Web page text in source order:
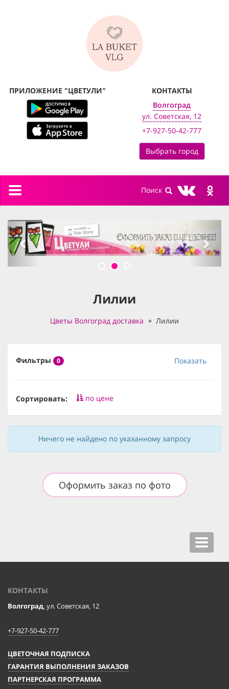
ПРИЛОЖЕНИЕ "ЦВЕТУЛИ"
КОНТАКТЫ
Волгоград
ул. Советская, 12
+7-927-50-42-777
Выбрать город
Toggle
previous
Лилии
Цветы Волгоград доставка Лилии
Фильтры 0 Показать
Сортировать: по цене
Ничего не найдено по указанному запросу
Оформить заказ по фото
Toggle
КОНТАКТЫ
Волгоград, ул. Советская, 12
+7-927-50-42-777
ЦВЕТОЧНАЯ ПОДПИСКА
ГАРАНТИЯ ВЫПОЛНЕНИЯ ЗАКАЗОВ
ПАРТНЕРСКАЯ ПРОГРАММА